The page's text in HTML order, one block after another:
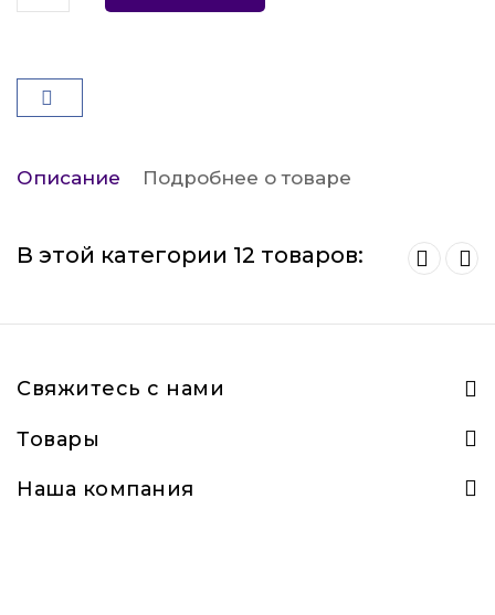
Описание Подробнее о товаре
В этой категории 12 товаров:
Свяжитесь с нами
Товары
Наша компания